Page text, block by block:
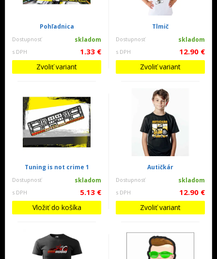
Pohľadnica
Dostupnosť skladom
s DPH 1.33 €
Zvoliť variant
Tlmič
Dostupnosť skladom
s DPH 12.90 €
Zvoliť variant
Tuning is not crime 1
Dostupnosť skladom
s DPH 5.13 €
Vložiť do košíka
Autičkár
Dostupnosť skladom
s DPH 12.90 €
Zvoliť variant